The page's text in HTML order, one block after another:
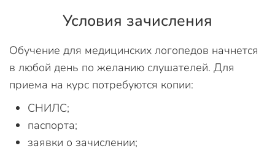
Условия зачисления
Обучение для медицинских логопедов начнется
в любой день по желанию слушателей. Для
приема на курс потребуются копии:
СНИЛС;
паспорта;
заявки о зачислении;